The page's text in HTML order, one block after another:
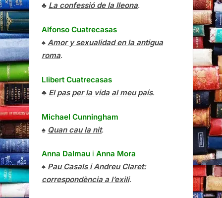
♣ La confessió de la lleona.
Alfonso Cuatrecasas
♠ Amor y sexualidad en la antigua
roma.
Llibert Cuatrecasas
♣ El pas per la vida al meu país.
Michael Cunningham
♠ Quan cau la nit.
Anna Dalmau i Anna Mora
♠ Pau Casals i Andreu Claret:
correspondència a l’exili.